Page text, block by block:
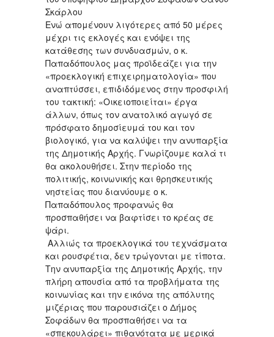
Σκάρλου
Ενώ απομένουν λιγότερες από 50 μέρες
μέχρι τις εκλογές και ενόψει της
κατάθεσης των συνδυασμών, ο κ.
Παπαδόπουλος μας προϊδεάζει για την
«προεκλογική επιχειρηματολογία» που
αναπτύσσει, επιδιδόμενος στην προσφιλή
του τακτική: «Οικειοποιείται» έργα
άλλων, όπως τον ανατολικό αγωγό σε
πρόσφατο δημοσίευμά του και τον
βιολογικό, για να καλύψει την ανυπαρξία
της Δημοτικής Αρχής. Γνωρίζουμε καλά τι
θα ακολουθήσει. Στην περίοδο της
πολιτικής, κοινωνικής και θρησκευτικής
νηστείας που διανύουμε ο κ.
Παπαδόπουλος προφανώς θα
προσπαθήσει να βαφτίσει το κρέας σε
ψάρι.
Αλλιώς τα προεκλογικά του τεχνάσματα
και ρουσφέτια, δεν τρώγονται με τίποτα.
Την ανυπαρξία της Δημοτικής Αρχής, την
πλήρη απουσία από τα προβλήματα της
κοινωνίας και την εικόνα της απόλυτης
μιζέριας που παρουσιάζει ο Δήμος
Σοφάδων θα προσπαθήσει να τα
«σπεκουλάρει» πιθανότατα με μερικά